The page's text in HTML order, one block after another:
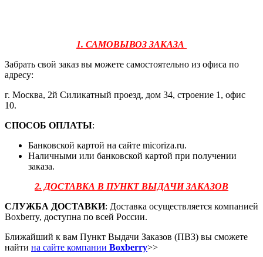
1. САМОВЫВОЗ ЗАКАЗА
Забрать свой заказ вы можете самостоятельно из офиса по
адресу:
г. Москва, 2й Силикатный проезд, дом 34, строение 1, офис
10.
СПОСОБ ОПЛАТЫ:
Банковской картой на сайте micoriza.ru.
Наличными или банковской картой при получении
заказа.
2. ДОСТАВКА В ПУНКТ ВЫДАЧИ ЗАКАЗОВ
СЛУЖБА ДОСТАВКИ: Доставка осуществляется компанией
Boxberry, доступна по всей России.
Ближайший к вам Пункт Выдачи Заказов (ПВЗ) вы сможете
найти на сайте компании Boxberry>>